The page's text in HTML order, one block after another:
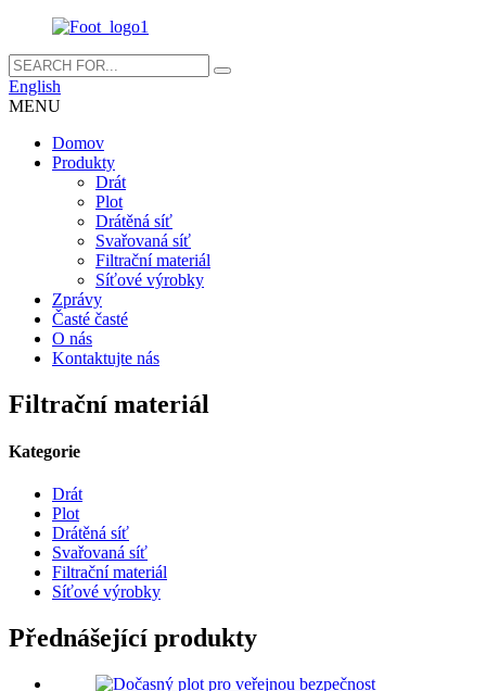
English
MENU
Domov
Produkty
Drát
Plot
Drátěná síť
Svařovaná síť
Filtrační materiál
Síťové výrobky
Zprávy
Časté časté
O nás
Kontaktujte nás
Filtrační materiál
Kategorie
Drát
Plot
Drátěná síť
Svařovaná síť
Filtrační materiál
Síťové výrobky
Přednášející produkty